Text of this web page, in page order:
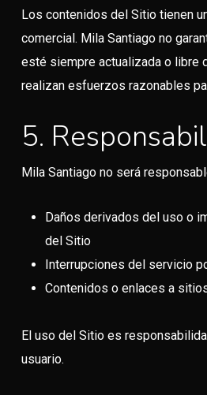
Los contenidos del Sitio tienen
comercial. Mila Santiago no
esté siempre actualizada o libre
realizan esfuerzos razonables
5.
Mila Santiago no será
Daños derivados del uso o
del Sitio
Interrupciones del servicio
Contenidos o enlaces a
El uso del Sitio es
usuario.